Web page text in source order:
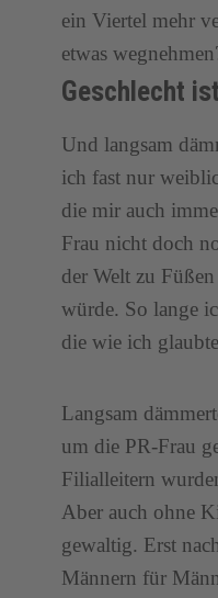
ein Viertel mehr
etwas
Geschlecht
Und langsam
ich fast nur
die mir auch
Frau nicht doch
der Welt zu
würde. So lange
die wie ich
Langsam
um die PR-Frau
Filialleitern
Aber auch ohne
gewaltig. Erst
Männern für